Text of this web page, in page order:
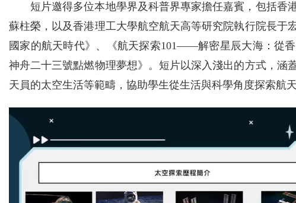
短片邀得多位本地學界及科普界專家擔任嘉賓，包括香
蘇柱榮，以及香港理工大學航空航天高等研究院執行院長于
國家的航天時代》、《航天探索101——解密星辰大海：從
神舟二十三號點燃物理夢想》。短片以深入淺出的方式，涵
天員的太空生活等範疇，協助學生從生活與科學角度探索航天